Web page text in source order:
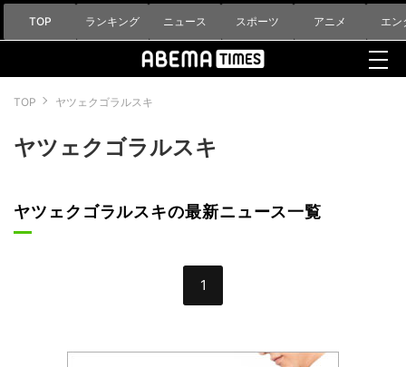
TOP ランキング ニュース スポーツ アニメ エン
TOP ヤツェクゴラルスキ
ヤツェクゴラルスキ
ヤツェクゴラルスキの最新ニュース一覧
1